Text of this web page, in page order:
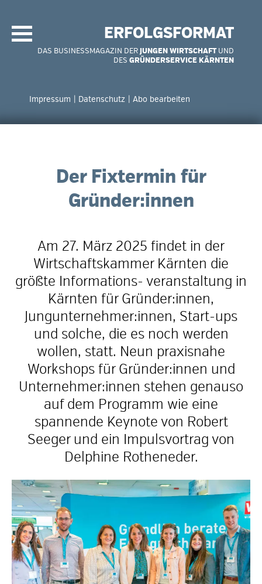
ERFOLGSFORMAT
DAS BUSINESSMAGAZIN DERJUNGEN WIRTSCHAFTUND
DES GRÜNDERSERVICE KÄRNTEN
überspringen
Impressum Datenschutz Abo bearbeiten
Der Fixtermin für
Gründer:innen
Am 27. März 2025 findet in der
Wirtschaftskammer Kärnten die
größte Informations- veranstaltung in
Kärnten für Gründer:innen,
Jungunternehmer:innen, Start-ups
und solche, die es noch werden
wollen, statt. Neun praxisnahe
Workshops für Gründer:innen und
Unternehmer:innen stehen genauso
auf dem Programm wie eine
spannende Keynote von Robert
Seeger und ein Impulsvortrag von
Delphine Rotheneder.